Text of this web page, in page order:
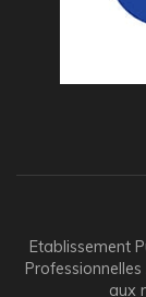
Etablissement
aux